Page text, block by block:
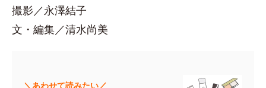
撮影／永澤結子
文・編集／清水尚美
＼あわせて読みたい／